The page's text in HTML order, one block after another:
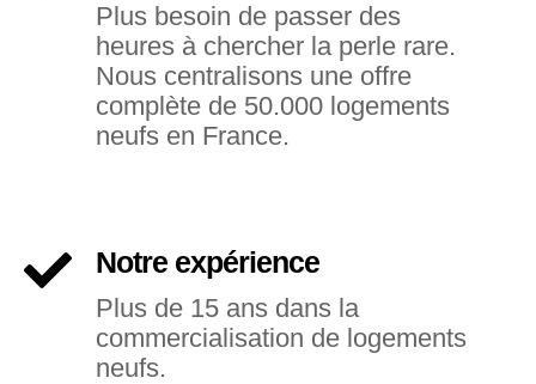
Plus besoin de passer des
heures à chercher la perle rare.
Nous centralisons une offre
complète de 50.000 logements
neufs en France.
Notre expérience
Plus de 15 ans dans la
commercialisation de logements
neufs.